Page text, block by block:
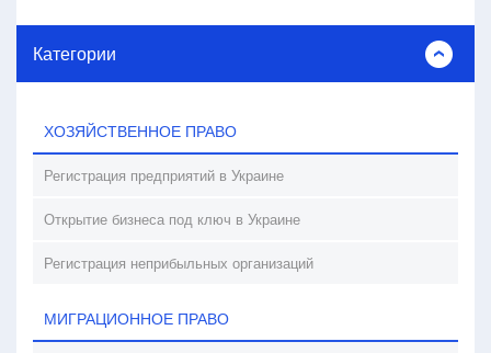
Категории
ХОЗЯЙСТВЕННОЕ ПРАВО
Регистрация предприятий в Украине
Открытие бизнеса под ключ в Украине
Регистрация неприбыльных организаций
МИГРАЦИОННОЕ ПРАВО